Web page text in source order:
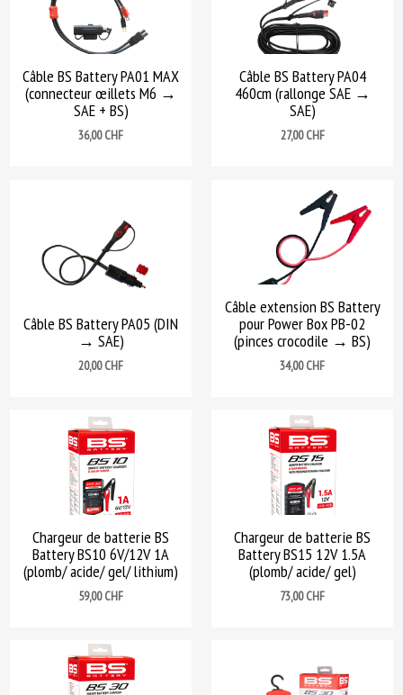
Câble BS Battery PA01 MAX
(connecteur œillets M6 →
SAE + BS)
Prix
36,00 CHF
Câble BS Battery PA04
460cm (rallonge SAE →
SAE)
Prix
27,00 CHF
Câble BS Battery PA05 (DIN
→ SAE)
Prix
20,00 CHF
Câble extension BS Battery
pour Power Box PB-02
(pinces crocodile → BS)
Prix
34,00 CHF
Chargeur de batterie BS
Battery BS10 6V/12V 1A
(plomb/ acide/ gel/ lithium)
Prix
59,00 CHF
Chargeur de batterie BS
Battery BS15 12V 1.5A
(plomb/ acide/ gel)
Prix
73,00 CHF